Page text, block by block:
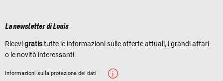
La newsletter di Louis
Ricevigratistutte le informazioni sulle offerte attuali, i grandi affari
o le novità interessanti.
Informazioni sulla protezione dei dati